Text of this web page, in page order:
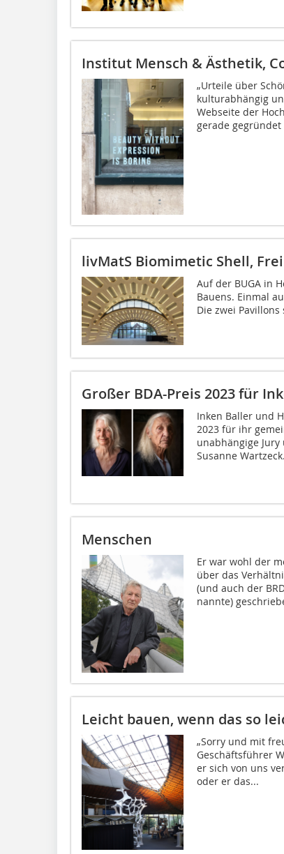
Institut Mensch & Ästhetik,
„Urteile über
kulturabhängig
Webseite der
gerade gegründet
livMatS Biomimetic Shell,
Auf der BUGA in
Bauens. Einmal
Die zwei
Großer BDA-Preis 2023 für
Inken Baller und
2023 für ihr
unabhängige
Susanne
Menschen
Er war wohl der
über das
(und auch der
nannte)
Leicht bauen, wenn das so
„Sorry und mit
Geschäftsführer
er sich von uns
oder er das...